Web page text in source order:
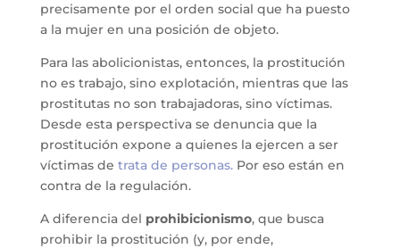
precisamente por el orden social que ha puesto
a la mujer en una posición de objeto.
Para las abolicionistas, entonces, la prostitución
no es trabajo, sino explotación, mientras que las
prostitutas no son trabajadoras, sino víctimas.
Desde esta perspectiva se denuncia que la
prostitución expone a quienes la ejercen a ser
víctimas de trata de personas. Por eso están en
contra de la regulación.
A diferencia del prohibicionismo, que busca
prohibir la prostitución (y, por ende,